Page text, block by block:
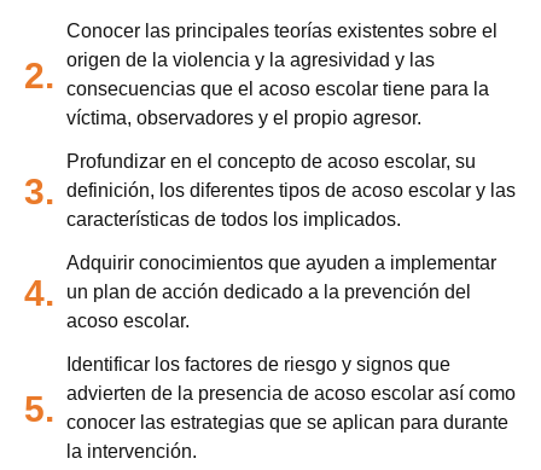
2.
Conocer las principales teorías existentes sobre el
origen de la violencia y la agresividad y las
consecuencias que el acoso escolar tiene para la
víctima, observadores y el propio agresor.
3.
Profundizar en el concepto de acoso escolar, su
definición, los diferentes tipos de acoso escolar y las
características de todos los implicados.
4.
Adquirir conocimientos que ayuden a implementar
un plan de acción dedicado a la prevención del
acoso escolar.
5.
Identificar los factores de riesgo y signos que
advierten de la presencia de acoso escolar así como
conocer las estrategias que se aplican para durante
la intervención.